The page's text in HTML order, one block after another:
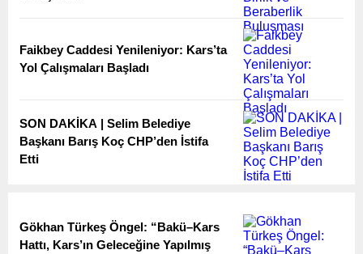
Faikbey Caddesi Yenileniyor: Kars’ta
Yol Çalışmaları Başladı
SON DAKİKA | Selim Belediye
Başkanı Barış Koç CHP’den İstifa
Etti
Gökhan Türkeş Öngel: “Bakü–Kars
Hattı, Kars’ın Geleceğine Yapılmış